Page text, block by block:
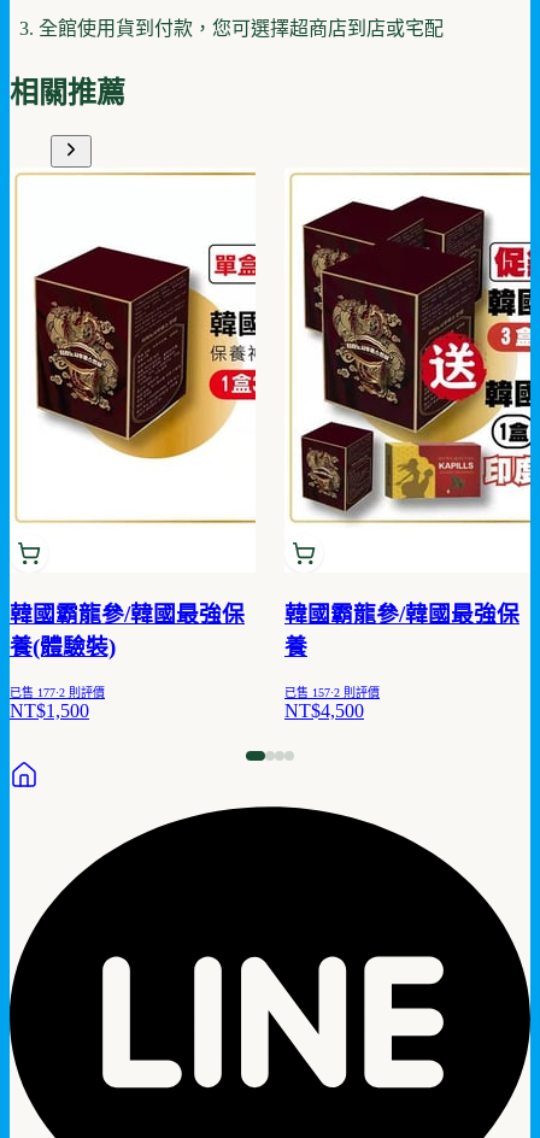
全館使用貨到付款，您可選擇超商店到店或宅配
相關推薦
韓國霸龍參/韓國最強保
養(體驗裝)
已售 177·2 則評價
NT$1,500
韓國霸龍參/韓國最強保
養
已售 157·2 則評價
NT$4,500